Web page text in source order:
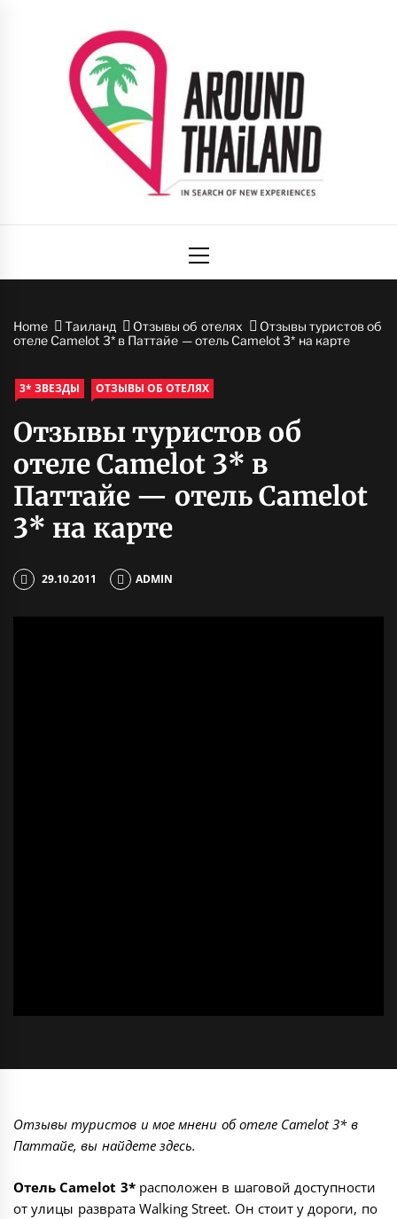
Таиланда
Menu
Home Таиланд Отзывы об отелях
Отзывы туристов об
отеле Camelot 3* в Паттайе — отель Camelot 3* на карте
3* ЗВЕЗДЫ ОТЗЫВЫ ОБ ОТЕЛЯХ
Отзывы туристов об
отеле Camelot 3* в
Паттайе — отель Camelot
3* на карте
29.10.2011 ADMIN
Отзывы туристов и мое мнени об отеле Camelot 3* в
Паттайе, вы найдете здесь.
Отель Camelot 3*расположен в шаговой доступности
от улицы разврата Walking Street. Он стоит у дороги, по